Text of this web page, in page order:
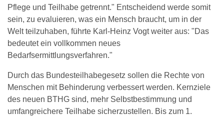
Pflege und Teilhabe getrennt." Entscheidend werde somit
sein, zu evaluieren, was ein Mensch braucht, um in der
Welt teilzuhaben, führte Karl-Heinz Vogt weiter aus: "Das
bedeutet ein vollkommen neues
Bedarfsermittlungsverfahren."
Durch das Bundesteilhabegesetz sollen die Rechte von
Menschen mit Behinderung verbessert werden. Kernziele
des neuen BTHG sind, mehr Selbstbestimmung und
umfangreichere Teilhabe sicherzustellen. Bis zum 1.